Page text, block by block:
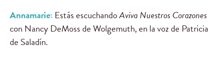
Annamarie: Estás escuchandoAviva Nuestros Corazones
con Nancy DeMoss de Wolgemuth, en la voz de Patricia
de Saladín.